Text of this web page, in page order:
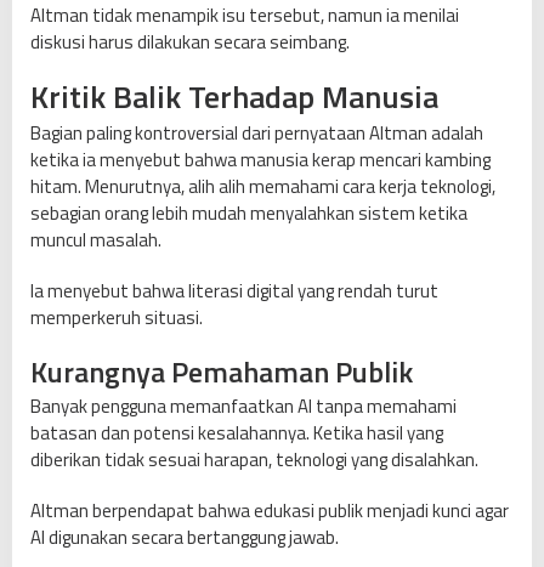
Altman tidak menampik isu tersebut, namun ia menilai
diskusi harus dilakukan secara seimbang.
Kritik Balik Terhadap Manusia
Bagian paling kontroversial dari pernyataan Altman adalah
ketika ia menyebut bahwa manusia kerap mencari kambing
hitam. Menurutnya, alih alih memahami cara kerja teknologi,
sebagian orang lebih mudah menyalahkan sistem ketika
muncul masalah.
Ia menyebut bahwa literasi digital yang rendah turut
memperkeruh situasi.
Kurangnya Pemahaman Publik
Banyak pengguna memanfaatkan AI tanpa memahami
batasan dan potensi kesalahannya. Ketika hasil yang
diberikan tidak sesuai harapan, teknologi yang disalahkan.
Altman berpendapat bahwa edukasi publik menjadi kunci agar
AI digunakan secara bertanggung jawab.